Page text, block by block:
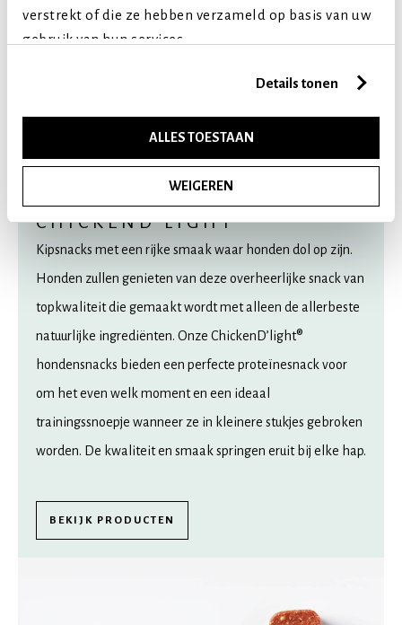
verstrekt of die ze hebben verzameld op basis van uw
gebruik van hun services.
Details tonen
ALLES TOESTAAN
WEIGEREN
KIP MET EEN GEWELDIGE SMAAK
CHICKEND'LIGHT®
Kipsnacks met een rijke smaak waar honden dol op zijn.
Honden zullen genieten van deze overheerlijke snack van
topkwaliteit die gemaakt wordt met alleen de allerbeste
natuurlijke ingrediënten. Onze ChickenD’light®
hondensnacks bieden een perfecte proteïnesnack voor
om het even welk moment en een ideaal
trainingssnoepje wanneer ze in kleinere stukjes gebroken
worden. De kwaliteit en smaak springen eruit bij elke hap.
BEKIJK PRODUCTEN